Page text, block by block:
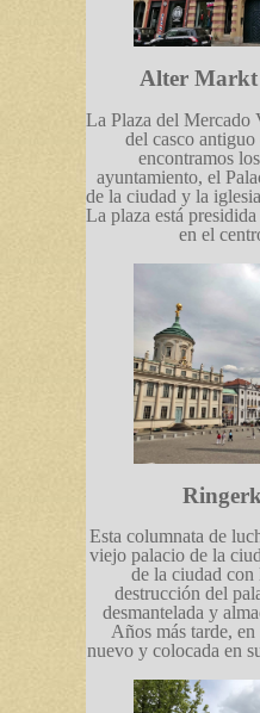
Alter Markt
La Plaza del Mercado
del casco
encontramos
ayuntamiento, el
de la ciudad y la
La plaza está
en el
Esta columnata de
viejo palacio de la
de la ciudad con
destrucción del
desmantelada y
Años más tarde,
nuevo y colocada en